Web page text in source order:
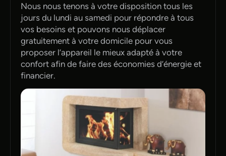
Nous nous tenons à votre disposition tous les
jours du lundi au samedi pour répondre à tous
vos besoins et pouvons nous déplacer
gratuitement à votre domicile pour vous
proposer l’appareil le mieux adapté à votre
confort afin de faire des économies d’énergie et
financier.